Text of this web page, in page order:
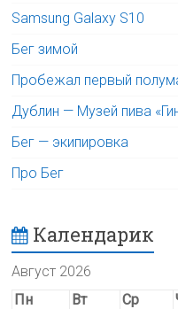
Samsung Galaxy S10
Бег зимой
Пробежал первый
Дублин — Музей пива
Бег — экипировка
Про Бег
Календарик
Август 2026
Пн
Вт Ср